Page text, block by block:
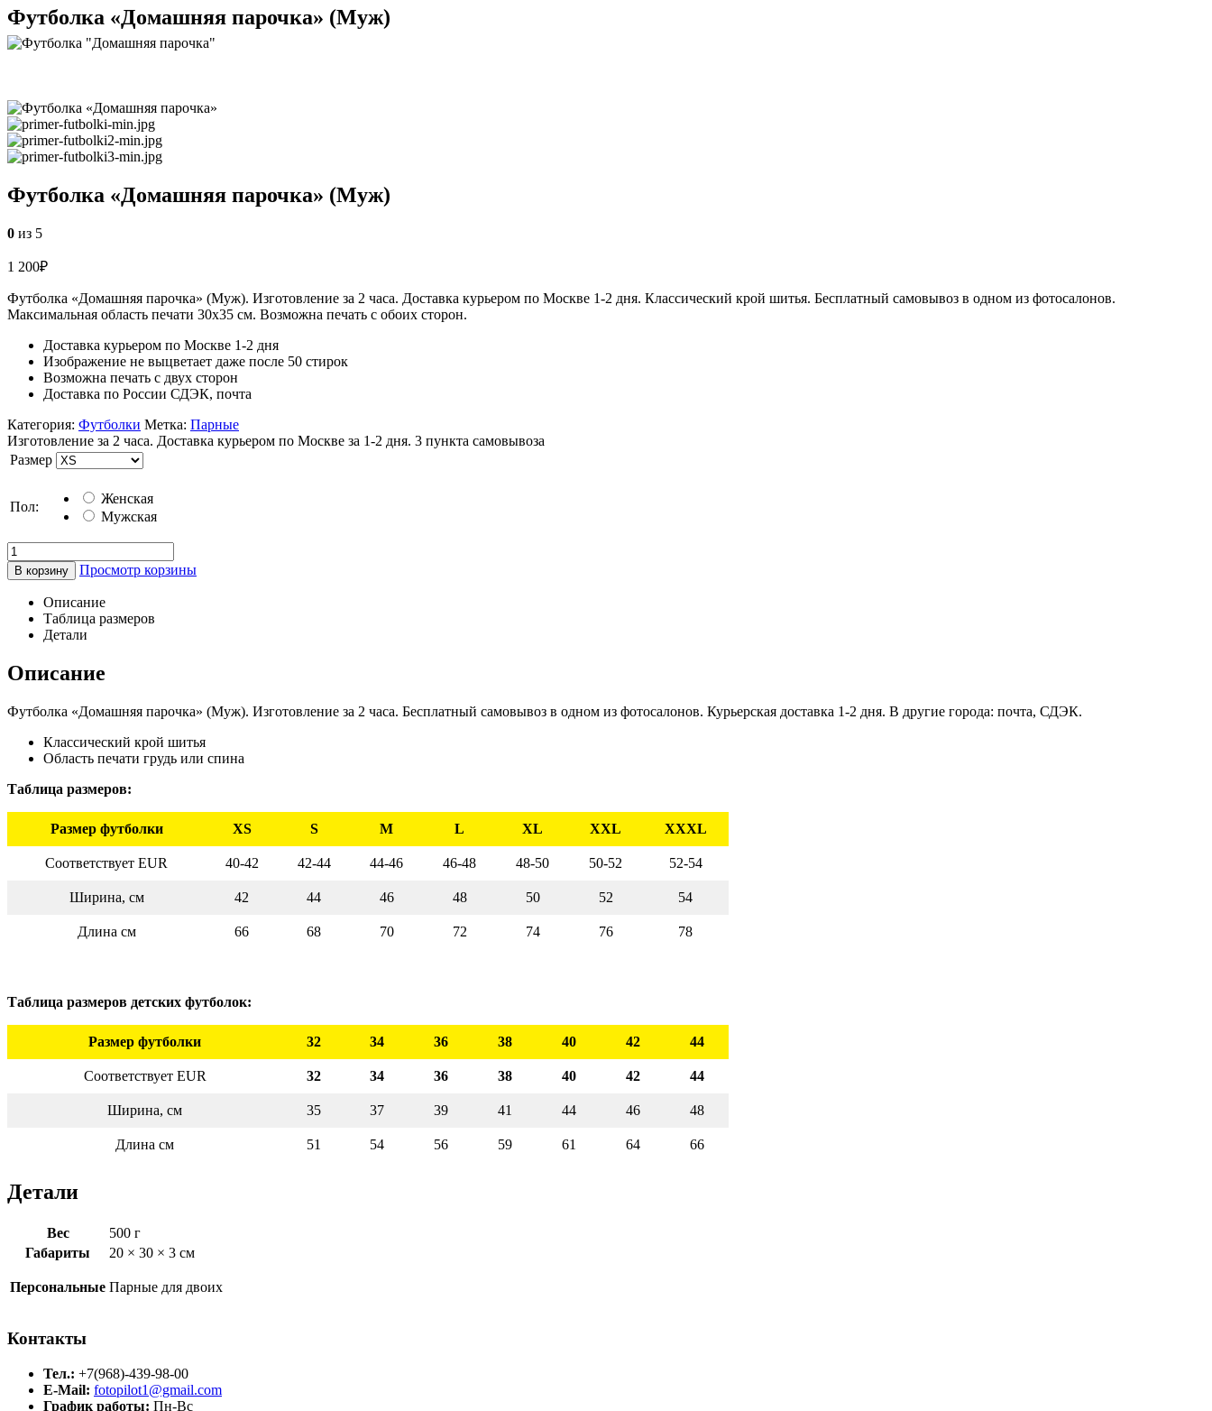
Футболка «Домашняя парочка» (Муж)
Футболка «Домашняя парочка» (Муж)
0 из 5
1 200₽
Футболка «Домашняя парочка» (Муж). Изготовление за 2 часа. Доставка курьером по Москве 1-2 дня. Классический крой шитья. Бесплатный самовывоз в одном из фотосалонов.
Максимальная область печати 30х35 см. Возможна печать с обоих сторон.
Доставка курьером по Москве 1-2 дня
Изображение не выцветает даже после 50 стирок
Возможна печать с двух сторон
Доставка по России СДЭК, почта
Категория: Футболки Метка: Парные
Изготовление за 2 часа. Доставка курьером по Москве за 1-2 дня. 3 пункта самовывоза
Размер
Пол:
Женская
Мужская
В корзину Просмотр корзины
Описание
Таблица размеров
Детали
Описание
Футболка «Домашняя парочка» (Муж). Изготовление за 2 часа. Бесплатный самовывоз в одном из фотосалонов. Курьерская доставка 1-2 дня. В другие города: почта, СДЭК.
Классический крой шитья
Область печати грудь или спина
Таблица размеров:
Размер футболки XS S M L XL XXL ХХXL
Соответствует EUR 40-42 42-44 44-46 46-48 48-50 50-52 52-54
Ширина, см 42 44 46 48 50 52 54
Длина см 66 68 70 72 74 76 78
Таблица размеров детских футболок:
Размер футболки 32 34 36 38 40 42 44
Соответствует EUR 32 34 36 38 40 42 44
Ширина, см 35 37 39 41 44 46 48
Длина см 51 54 56 59 61 64 66
Детали
Вес
500 г
Габариты
20 × 30 × 3 см
Персональные Парные для двоих
Контакты
Тел.: +7(968)-439-98-00
E-Mail: fotopilot1@gmail.com
График работы: Пн-Вс